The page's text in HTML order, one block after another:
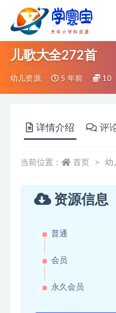
儿歌大全272首
幼儿资源 5 年前 10
详情介绍 评
当前位置： 首页 幼
资源信息
普通
会员
永久会员
全部